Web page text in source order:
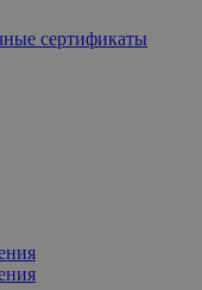
сертификаты